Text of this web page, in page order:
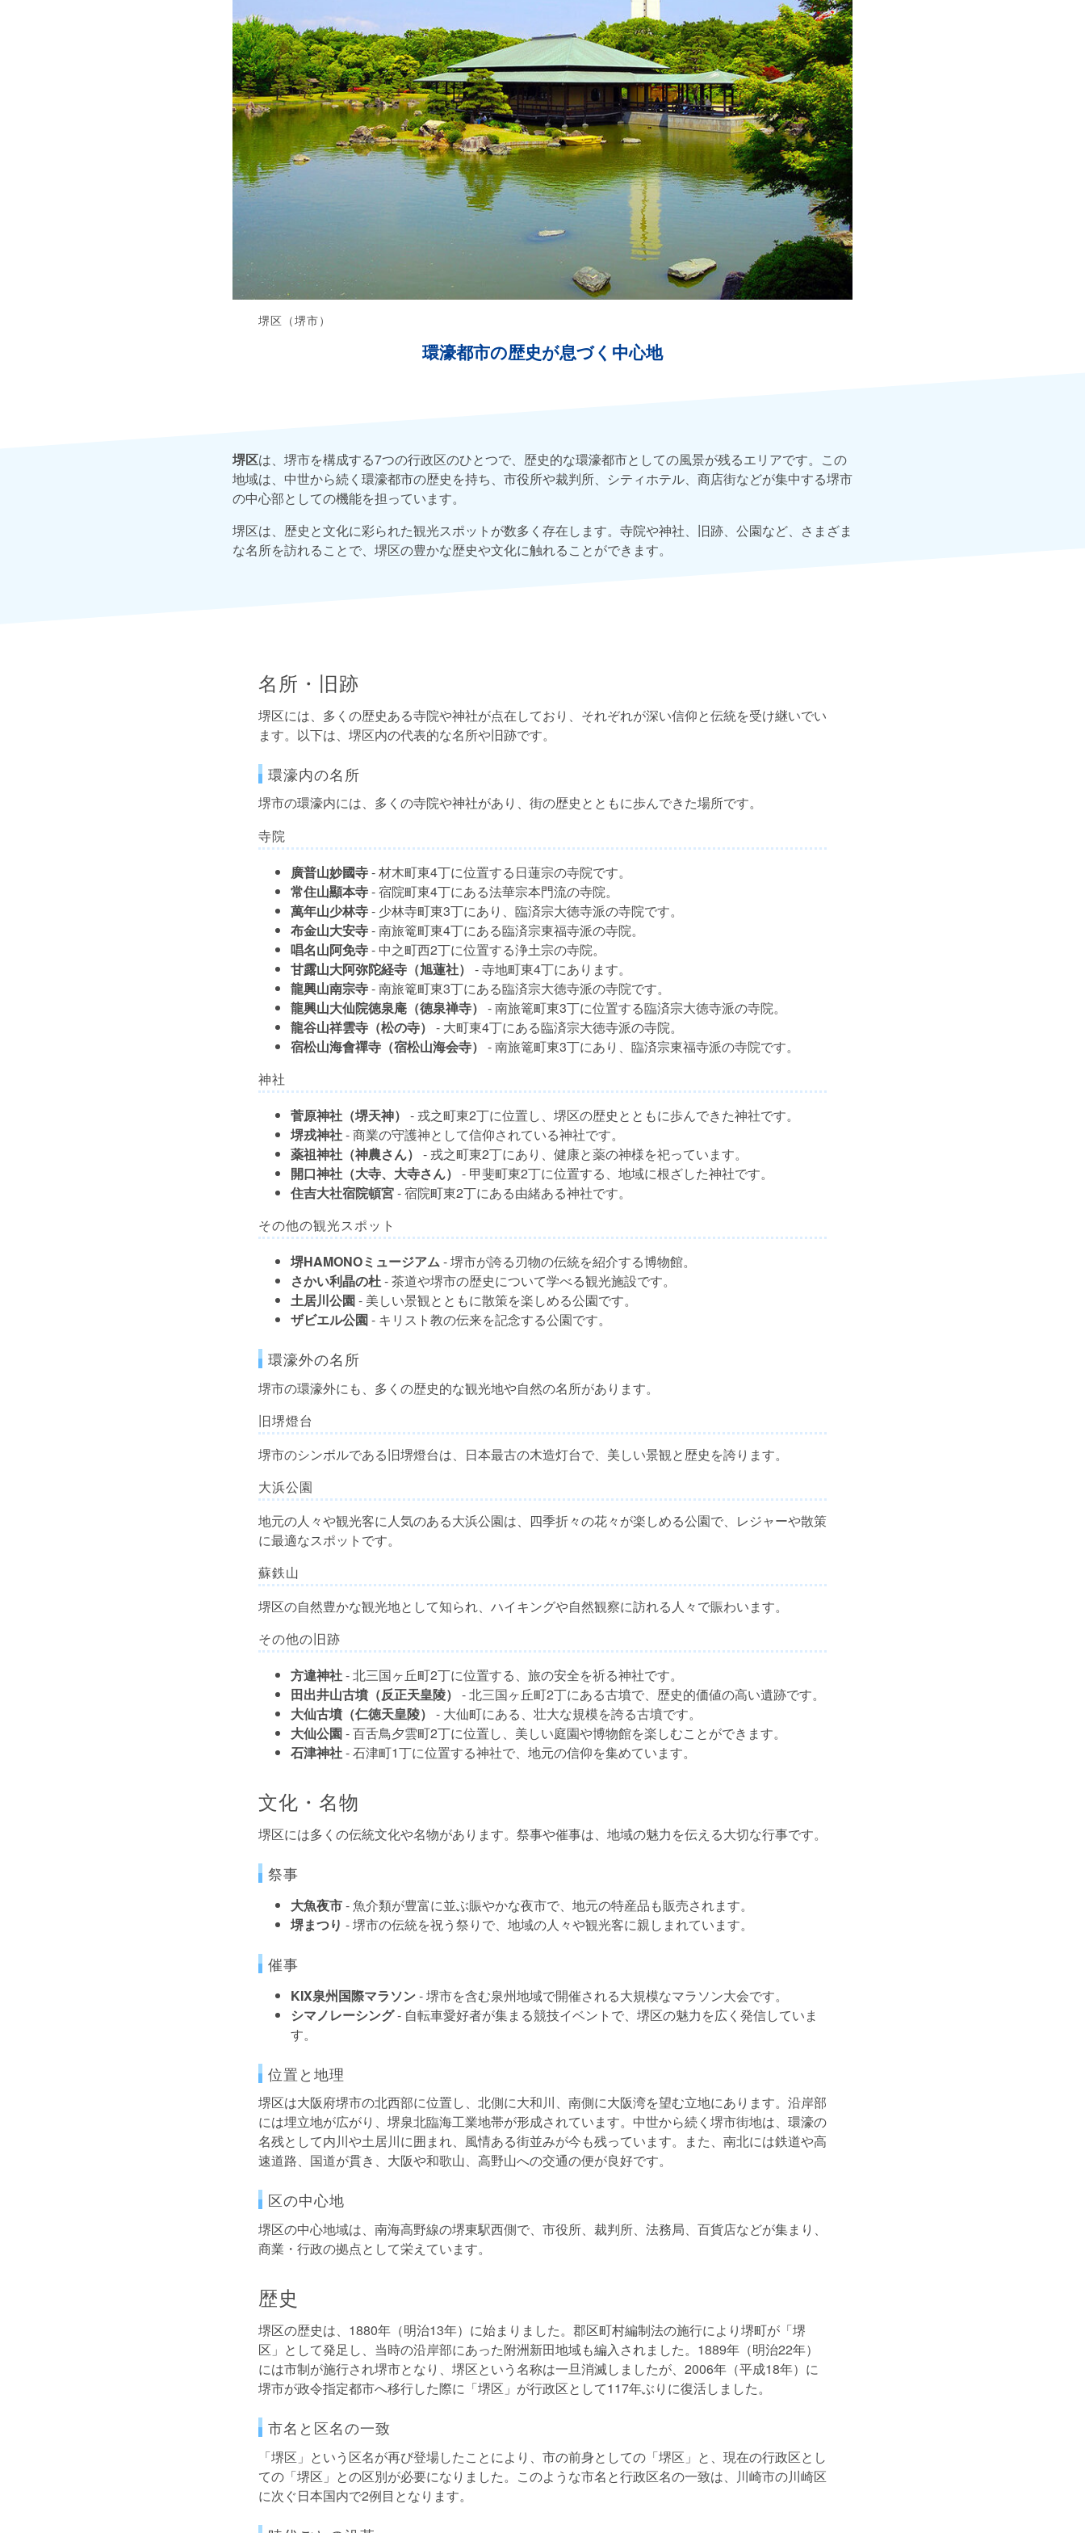
堺区（堺市）
環濠都市の歴史が息づく中心地
堺区は、堺市を構成する7つの行政区のひとつで、歴史的な環濠都市としての風景が残るエリアです。この
地域は、中世から続く環濠都市の歴史を持ち、市役所や裁判所、シティホテル、商店街などが集中する堺市
の中心部としての機能を担っています。
堺区は、歴史と文化に彩られた観光スポットが数多く存在します。寺院や神社、旧跡、公園など、さまざま
な名所を訪れることで、堺区の豊かな歴史や文化に触れることができます。
名所・旧跡
堺区には、多くの歴史ある寺院や神社が点在しており、それぞれが深い信仰と伝統を受け継いでい
ます。以下は、堺区内の代表的な名所や旧跡です。
環濠内の名所
堺市の環濠内には、多くの寺院や神社があり、街の歴史とともに歩んできた場所です。
寺院
廣普山妙國寺- 材木町東4丁に位置する日蓮宗の寺院です。
常住山顯本寺- 宿院町東4丁にある法華宗本門流の寺院。
萬年山少林寺- 少林寺町東3丁にあり、臨済宗大徳寺派の寺院です。
布金山大安寺- 南旅篭町東4丁にある臨済宗東福寺派の寺院。
唱名山阿免寺- 中之町西2丁に位置する浄土宗の寺院。
甘露山大阿弥陀経寺（旭蓮社） - 寺地町東4丁にあります。
龍興山南宗寺- 南旅篭町東3丁にある臨済宗大徳寺派の寺院です。
龍興山大仙院徳泉庵（徳泉禅寺） - 南旅篭町東3丁に位置する臨済宗大徳寺派の寺院。
龍谷山祥雲寺（松の寺） - 大町東4丁にある臨済宗大徳寺派の寺院。
宿松山海會禪寺（宿松山海会寺） - 南旅篭町東3丁にあり、臨済宗東福寺派の寺院です。
神社
菅原神社（堺天神） - 戎之町東2丁に位置し、堺区の歴史とともに歩んできた神社です。
堺戎神社- 商業の守護神として信仰されている神社です。
薬祖神社（神農さん） - 戎之町東2丁にあり、健康と薬の神様を祀っています。
開口神社（大寺、大寺さん） - 甲斐町東2丁に位置する、地域に根ざした神社です。
住吉大社宿院頓宮- 宿院町東2丁にある由緒ある神社です。
その他の観光スポット
堺HAMONOミュージアム- 堺市が誇る刃物の伝統を紹介する博物館。
さかい利晶の杜- 茶道や堺市の歴史について学べる観光施設です。
土居川公園- 美しい景観とともに散策を楽しめる公園です。
ザビエル公園- キリスト教の伝来を記念する公園です。
環濠外の名所
堺市の環濠外にも、多くの歴史的な観光地や自然の名所があります。
旧堺燈台
堺市のシンボルである旧堺燈台は、日本最古の木造灯台で、美しい景観と歴史を誇ります。
大浜公園
地元の人々や観光客に人気のある大浜公園は、四季折々の花々が楽しめる公園で、レジャーや散策
に最適なスポットです。
蘇鉄山
堺区の自然豊かな観光地として知られ、ハイキングや自然観察に訪れる人々で賑わいます。
その他の旧跡
方違神社- 北三国ヶ丘町2丁に位置する、旅の安全を祈る神社です。
田出井山古墳（反正天皇陵） - 北三国ヶ丘町2丁にある古墳で、歴史的価値の高い遺跡です。
大仙古墳（仁徳天皇陵） - 大仙町にある、壮大な規模を誇る古墳です。
大仙公園- 百舌鳥夕雲町2丁に位置し、美しい庭園や博物館を楽しむことができます。
石津神社- 石津町1丁に位置する神社で、地元の信仰を集めています。
文化・名物
堺区には多くの伝統文化や名物があります。祭事や催事は、地域の魅力を伝える大切な行事です。
祭事
大魚夜市- 魚介類が豊富に並ぶ賑やかな夜市で、地元の特産品も販売されます。
堺まつり - 堺市の伝統を祝う祭りで、地域の人々や観光客に親しまれています。
催事
KIX泉州国際マラソン- 堺市を含む泉州地域で開催される大規模なマラソン大会です。
シマノレーシング- 自転車愛好者が集まる競技イベントで、堺区の魅力を広く発信していま
す。
位置と地理
堺区は大阪府堺市の北西部に位置し、北側に大和川、南側に大阪湾を望む立地にあります。沿岸部
には埋立地が広がり、堺泉北臨海工業地帯が形成されています。中世から続く堺市街地は、環濠の
名残として内川や土居川に囲まれ、風情ある街並みが今も残っています。また、南北には鉄道や高
速道路、国道が貫き、大阪や和歌山、高野山への交通の便が良好です。
区の中心地
堺区の中心地域は、南海高野線の堺東駅西側で、市役所、裁判所、法務局、百貨店などが集まり、
商業・行政の拠点として栄えています。
歴史
堺区の歴史は、1880年（明治13年）に始まりました。郡区町村編制法の施行により堺町が「堺
区」として発足し、当時の沿岸部にあった附洲新田地域も編入されました。1889年（明治22年）
には市制が施行され堺市となり、堺区という名称は一旦消滅しましたが、2006年（平成18年）に
堺市が政令指定都市へ移行した際に「堺区」が行政区として117年ぶりに復活しました。
市名と区名の一致
「堺区」という区名が再び登場したことにより、市の前身としての「堺区」と、現在の行政区とし
ての「堺区」との区別が必要になりました。このような市名と行政区名の一致は、川崎市の川崎区
に次ぐ日本国内で2例目となります。